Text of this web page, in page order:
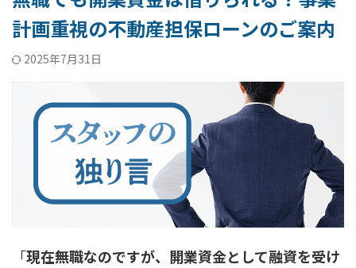
計画重視の不動産担保ローンのご案内
2025年7月31日
「現在無職なのですが、開業資金として融資を受け